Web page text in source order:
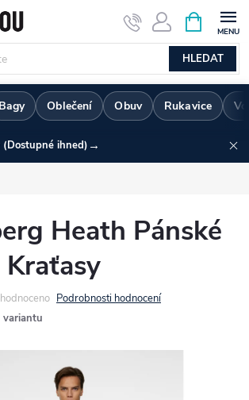
HLEDAT
NÁKUPNÍ
KOŠÍK
Bagy Oblečení Obuv Rukavice
(Dostupné ihned) →
Heath Pánské
Podrobnosti hodnocení
variantu